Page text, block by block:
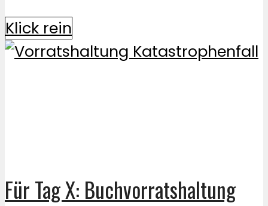
Klick rein
Für Tag X: Buchvorratshaltung